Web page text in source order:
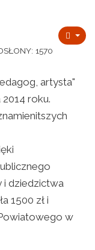
1570
artysta"
roku.
i dziedzictwa
1500 zł i
w